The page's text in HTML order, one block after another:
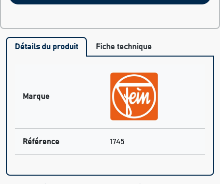
Détails du produit Fiche technique
Marque
Référence 1745